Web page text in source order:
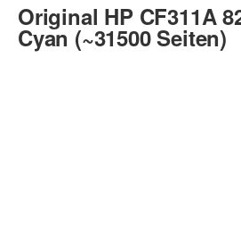
Original HP CF311A
Cyan (~31500 Seiten)